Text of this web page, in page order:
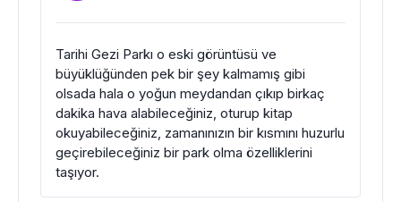
Tarihi Gezi Parkı o eski görüntüsü ve
büyüklüğünden pek bir şey kalmamış gibi
olsada hala o yoğun meydandan çıkıp birkaç
dakika hava alabileceğiniz, oturup kitap
okuyabileceğiniz, zamanınızın bir kısmını huzurlu
geçirebileceğiniz bir park olma özelliklerini
taşıyor.